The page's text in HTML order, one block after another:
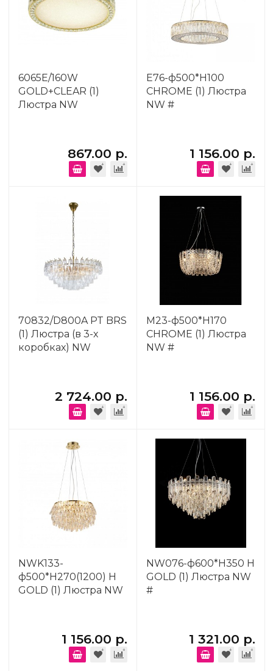
6065E/160W
GOLD+CLEAR (1)
Люстра NW
867.00 р.
E76-ф500*H100
CHROME (1) Люстра
NW #
1 156.00 р.
70832/D800A PT BRS
(1) Люстра (в 3-х
коробках) NW
2 724.00 р.
M23-ф500*H170
CHROME (1) Люстра
NW #
1 156.00 р.
NWK133-
ф500*H270(1200) H
GOLD (1) Люстра NW
1 156.00 р.
NW076-ф600*H350 H
GOLD (1) Люстра NW
#
1 321.00 р.